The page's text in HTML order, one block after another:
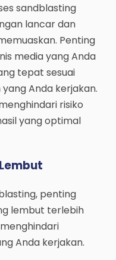
sandblasting
lancar dan
Penting
media yang Anda
tepat sesuai
Anda kerjakan.
risiko
yang optimal
penting
lembut terlebih
Anda kerjakan.